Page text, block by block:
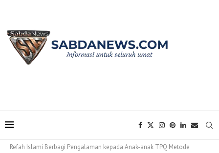
Refah Islami Berbagi Pengalaman kepada Anak-anak TPQ Metode